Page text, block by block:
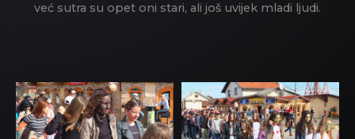
već sutra su opet oni stari, ali još uvijek mladi ljudi.